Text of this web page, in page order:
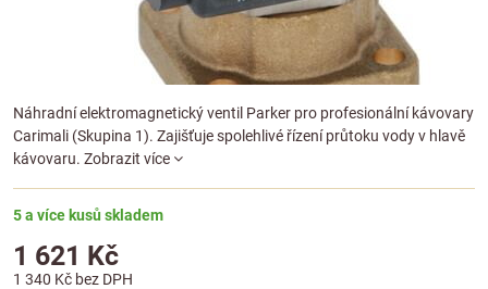
Náhradní elektromagnetický ventil Parker pro profesionální kávovary
Carimali (Skupina 1). Zajišťuje spolehlivé řízení průtoku vody v hlavě
kávovaru. Zobrazit více
5 a více kusů skladem
1 621 Kč
1 340 Kč bez DPH